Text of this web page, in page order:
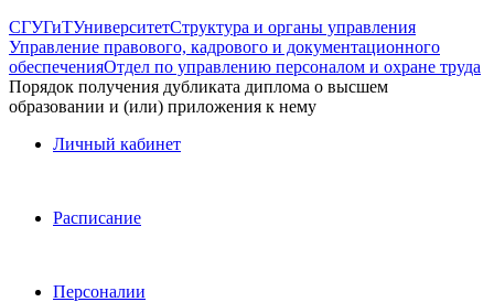
СГУГиТУниверситетСтруктура и органы управления
Управление правового, кадрового и документационного
обеспеченияОтдел по управлению персоналом и охране труда
Порядок получения дубликата диплома о высшем
образовании и (или) приложения к нему
Личный кабинет
Расписание
Персоналии